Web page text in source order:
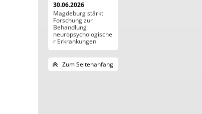
30.06.2026
Magdeburg stärkt
Forschung zur
Behandlung
neuropsychologische
r Erkrankungen
Zum Seitenanfang